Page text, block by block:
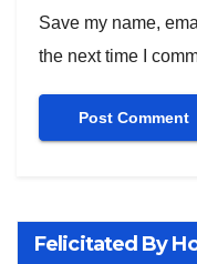
Save my name,
the next time I
Felicitated By